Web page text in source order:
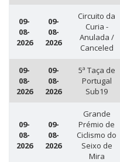
09-
08-
2026
09-
08-
2026
Circuito da
Curia -
Anulada /
Canceled
09-
08-
2026
09-
08-
2026
5ª Taça de
Portugal
Sub19
09-
08-
2026
09-
08-
2026
Grande
Prémio de
Ciclismo do
Seixo de
Mira